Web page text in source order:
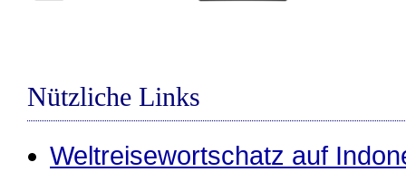
Nützliche Links
Weltreisewortschatz auf